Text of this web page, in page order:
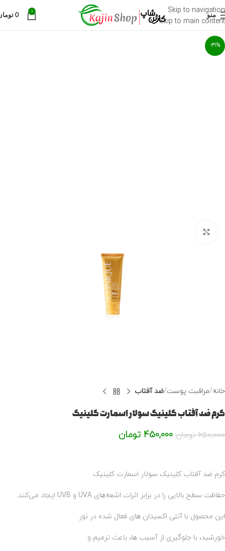
Skip to navigation
Skip to main content
منو
0
0
-31%
خانه مراقبت پوست ضد آفتاب
کرم ضد آفتاب کلینیک سولار اسمارت کلینیک
650,000 تومان 450,000 تومان
کرم ضد آفتاب کلینیک سولار اسمارت کلینیک
حفاظت سطح بالایی را در برابر اثرات اشعه‌های UVA و UVB ایجاد می‌کند.
این محصول با آنتی اکسیدان های فعال شده در نور
خورشید، با جلوگیری از آسیب ها، باعث ترمیم و